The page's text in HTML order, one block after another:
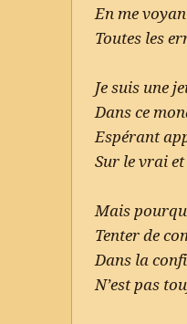
En me
Toutes les
Je suis une
Dans ce
Espérant
Sur le vrai et
Mais
Tenter de
Dans la
N’est pas